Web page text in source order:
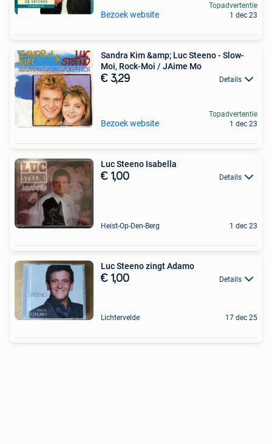
Bezoek website
Topadvertentie
1 dec 23
Sandra Kim &amp; Luc Steeno - Slow-
Moi, Rock-Moi / JAime Mo
€ 3,29 Details
Bezoek website
Topadvertentie
1 dec 23
Luc Steeno Isabella
€ 1,00 Details
Heist-Op-Den-Berg 1 dec 23
Luc Steeno zingt Adamo
€ 1,00 Details
Lichtervelde 17 dec 25